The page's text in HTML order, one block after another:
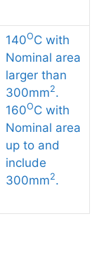
140OC with
Nominal area
larger than
300mm2.
160OC with
Nominal area
up to and
include
300mm2.